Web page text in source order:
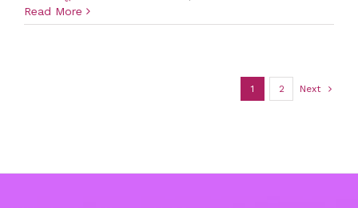
Read More
1 2 Next